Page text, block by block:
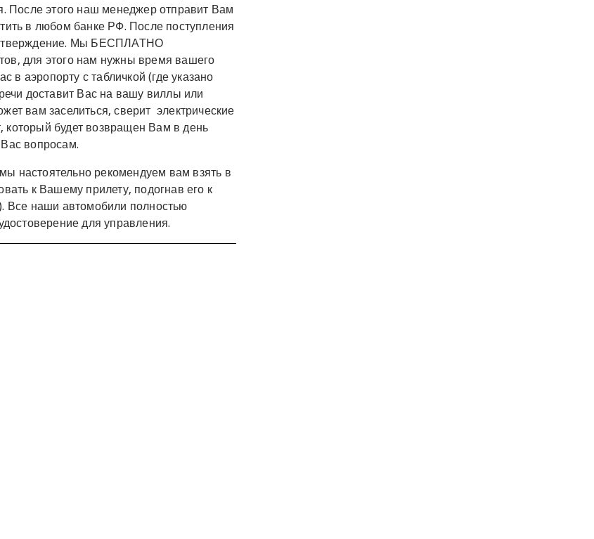
После этого наш менеджер отправит Вам
в любом банке РФ. После поступления
Мы БЕСПЛАТНО
для этого нам нужны время вашего
в аэропорту с табличкой (где указано
доставит Вас на вашу виллы или
вам заселиться, сверит электрические
который будет возвращен Вам в день
вопросам.
настоятельно рекомендуем вам взять в
к Вашему прилету, подогнав его к
Все наши автомобили полностью
для управления.